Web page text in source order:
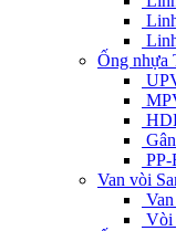
Ống nhựa
PP-
Van vòi
Vòi